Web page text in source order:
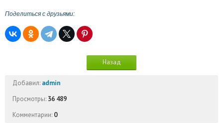
Поделиться с друзьями:
Назад
Добавил: admin
Просмотры: 36 489
Комментарии: 0